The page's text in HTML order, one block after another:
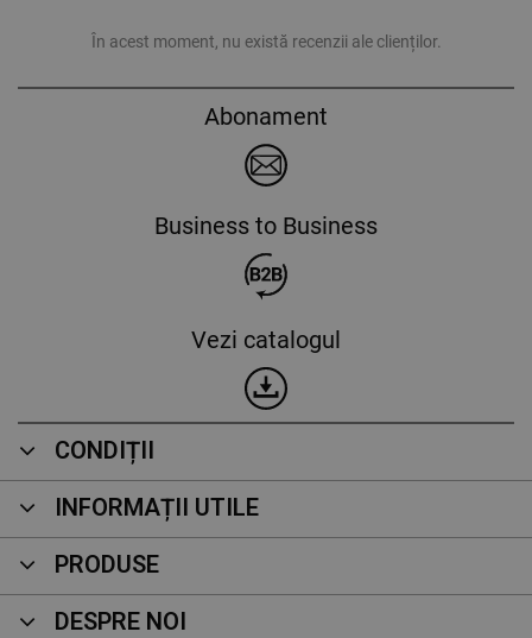
În acest moment, nu există recenzii ale clienților.
Abonament
Business to Business
Vezi catalogul
CONDIȚII
INFORMAȚII UTILE
PRODUSE
DESPRE NOI